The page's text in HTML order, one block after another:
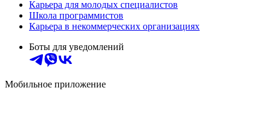
Карьера для молодых специалистов
Школа программистов
Карьера в некоммерческих организациях
Боты для уведомлений
Мобильное приложение